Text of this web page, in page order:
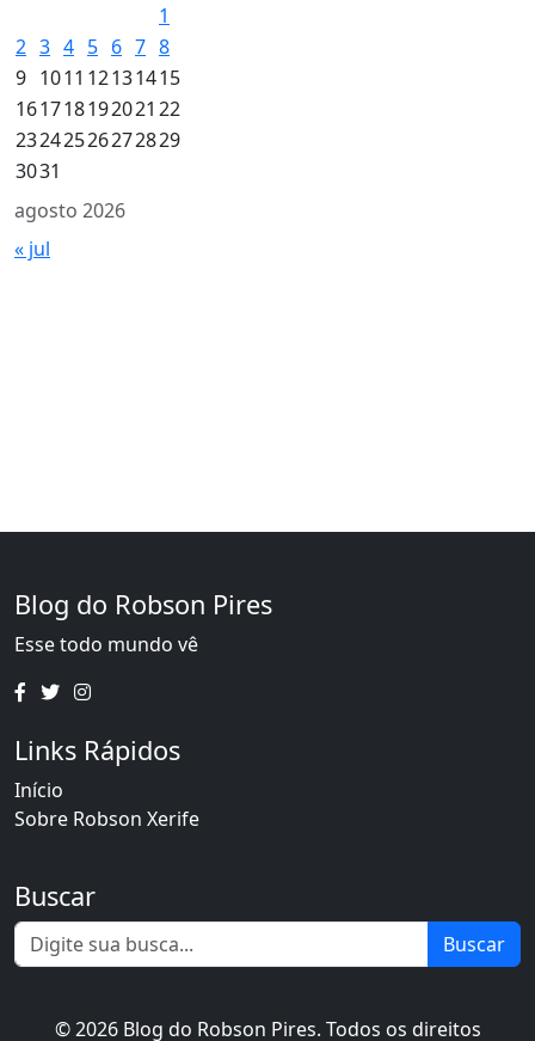
agosto 2026
1
2 3 4 5 6 7 8
9 1011 12131415
161718192021 22
23242526272829
3031
« jul
Blog do Robson Pires
Esse todo mundo vê
Links Rápidos
Início
Sobre Robson Xerife
Buscar
Buscar
© 2026 Blog do Robson Pires. Todos os direitos